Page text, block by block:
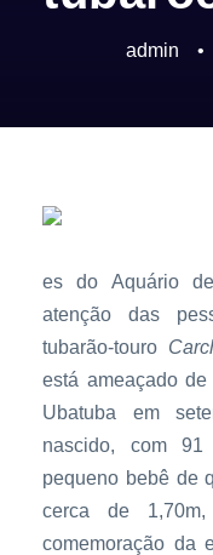
admin •
es do Aquário
atenção das
tubarão-touro
está ameaçado
Ubatuba em
nascido, com
pequeno bebê de
cerca de
comemoração da